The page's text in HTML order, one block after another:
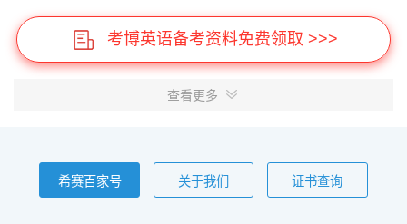
考博英语备考资料免费领取 >>>
查看更多
希赛百家号 关于我们 证书查询